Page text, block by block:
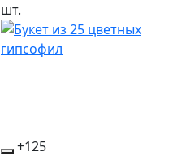
шт.
+125